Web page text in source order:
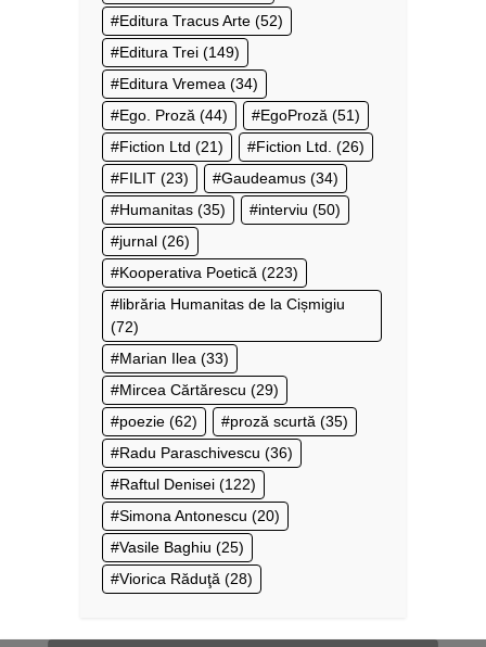
Editura Tracus Arte (52)
Editura Trei (149)
Editura Vremea (34)
Ego. Proză (44) EgoProză (51)
Fiction Ltd (21) Fiction Ltd. (26)
FILIT (23) Gaudeamus (34)
Humanitas (35) interviu (50)
jurnal (26)
Kooperativa Poetică (223)
librăria Humanitas de la Cișmigiu
(72)
Marian Ilea (33)
Mircea Cărtărescu (29)
poezie (62) proză scurtă (35)
Radu Paraschivescu (36)
Raftul Denisei (122)
Simona Antonescu (20)
Vasile Baghiu (25)
Viorica Răduţă (28)